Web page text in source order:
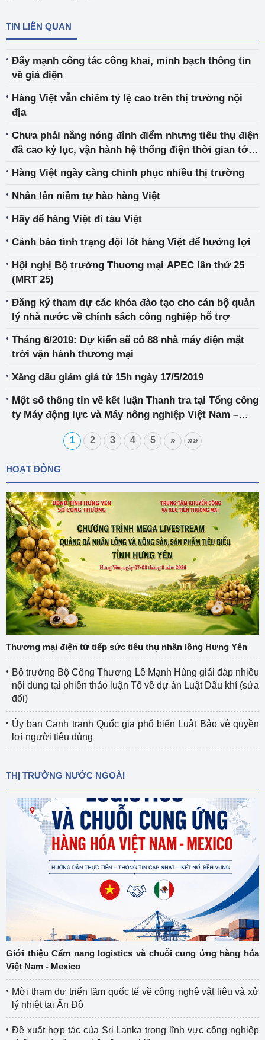
TIN LIÊN QUAN
Đẩy mạnh công tác công khai, minh bạch thông tin
về giá điện
Hàng Việt vẫn chiếm tỷ lệ cao trên thị trường nội
địa
Chưa phải nắng nóng đỉnh điểm nhưng tiêu thụ điện
đã cao kỷ lục, vận hành hệ thống điện thời gian tới
Hàng Việt ngày càng chinh phục nhiều thị trường
Nhân lên niềm tự hào hàng Việt
Hãy để hàng Việt đi tàu Việt
Cảnh báo tình trạng đội lốt hàng Việt để hưởng lợi
Hội nghị Bộ trưởng Thuơng mại APEC lần thứ 25
(MRT 25)
Đăng ký tham dự các khóa đào tạo cho cán bộ quản
lý nhà nước về chính sách công nghiệp hỗ trợ
Tháng 6/2019: Dự kiến sẽ có 88 nhà máy điện mặt
trời vận hành thương mại
Xăng dầu giảm giá từ 15h ngày 17/5/2019
Một số thông tin về kết luận Thanh tra tại Tổng công
ty Máy động lực và Máy nông nghiệp Việt Nam –
1 2 3 4 5 » »»
HOẠT ĐỘNG
Thương mại điện tử tiếp sức tiêu thụ nhãn lồng Hưng Yên
Bộ trưởng Bộ Công Thương Lê Mạnh Hùng giải đáp nhiều
nội dung tại phiên thảo luận Tổ về dự án Luật Dầu khí (sửa
đổi)
Ủy ban Cạnh tranh Quốc gia phổ biến Luật Bảo vệ quyền
lợi người tiêu dùng
THỊ TRƯỜNG NƯỚC NGOÀI
Giới thiệu Cẩm nang logistics và chuỗi cung ứng hàng hóa
Việt Nam - Mexico
Mời tham dự triển lãm quốc tế về công nghệ vật liệu và xử
lý nhiệt tại Ấn Độ
Đề xuất hợp tác của Sri Lanka trong lĩnh vực công nghiệp